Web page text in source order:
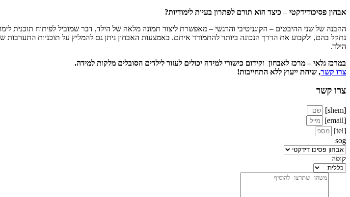
אבחון פסיכודידקטי – כיצד הוא תורם לפתרון בעיות לימודיות?
ההבנה של שני ההיבטים – הקוגניטיבי והרגשי – מאפשרת ליצור תמונה מלאה של הילד, דבר שמוביל לפיתוח תוכנית
נתקל בהם, ולקבוע את הדרך הנכונה ביותר להתמודד איתם. באמצעות האבחון ניתן גם להמליץ על תוכניות התערבות
הילד.
במרכז גלאי – מרכז לאבחון וקידום כישורי למידה יכולים לעזור לילדים הסובלים מלקות למידה.
צרו קשר, שיחת ייעוץ ללא התחייבות!
צרו קשר
[shem]
[email]
[tel]
sog
קופה